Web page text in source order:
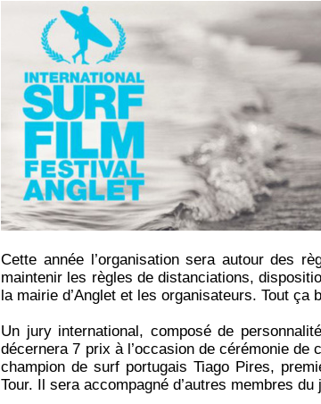
Cette année l’organisation sera autour des
maintenir les règles de distanciations,
la mairie d’Anglet et les organisateurs. Tout ça
Un jury international, composé de
décernera 7 prix à l’occasion de cérémonie
champion de surf portugais Tiago Pires,
Tour. Il sera accompagné d’autres membres